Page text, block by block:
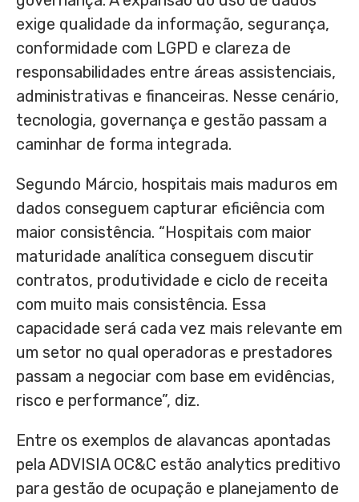
exige qualidade da informação, segurança,
conformidade com LGPD e clareza de
responsabilidades entre áreas assistenciais,
administrativas e financeiras. Nesse cenário,
tecnologia, governança e gestão passam a
caminhar de forma integrada.
Segundo Márcio, hospitais mais maduros em
dados conseguem capturar eficiência com
maior consistência. “Hospitais com maior
maturidade analítica conseguem discutir
contratos, produtividade e ciclo de receita
com muito mais consistência. Essa
capacidade será cada vez mais relevante em
um setor no qual operadoras e prestadores
passam a negociar com base em evidências,
risco e performance”, diz.
Entre os exemplos de alavancas apontadas
pela ADVISIA OC&C estão analytics preditivo
para gestão de ocupação e planejamento de